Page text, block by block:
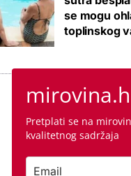
se mogu
toplinskog
Pretplati se na
kvalitetnog sadržaja